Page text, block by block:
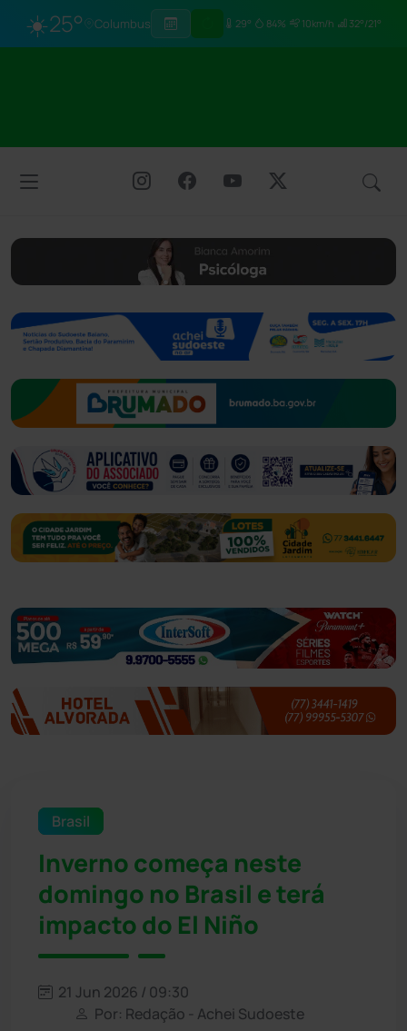
☀️25° Columbus 29° 84% 10km/h 32°/21°
Brasil
Inverno começa neste
domingo no Brasil e terá
impacto do El Niño
21 Jun 2026 / 09:30
Por: Redação - Achei Sudoeste